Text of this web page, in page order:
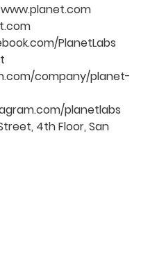
PlanetLabs
company/planet-
planetlabs
4th Floor, San